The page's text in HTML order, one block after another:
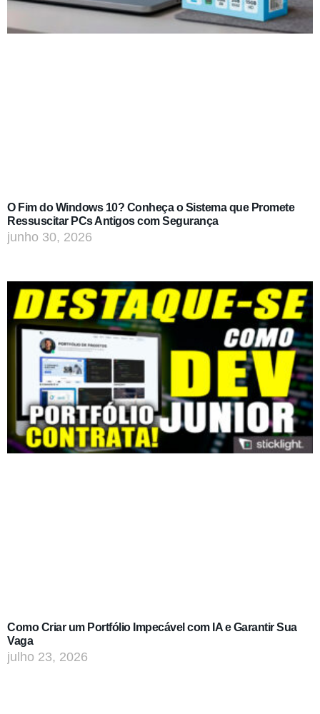
O Fim do Windows 10? Conheça o Sistema que Promete
Ressuscitar PCs Antigos com Segurança
junho 30, 2026
Como Criar um Portfólio Impecável com IA e Garantir Sua
Vaga
julho 23, 2026